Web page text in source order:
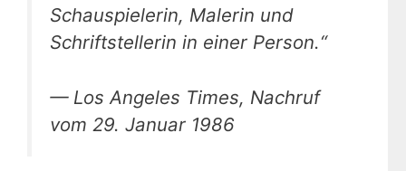
Schauspielerin, Malerin und
Schriftstellerin in einer Person.“
— Los Angeles Times, Nachruf
vom 29. Januar 1986